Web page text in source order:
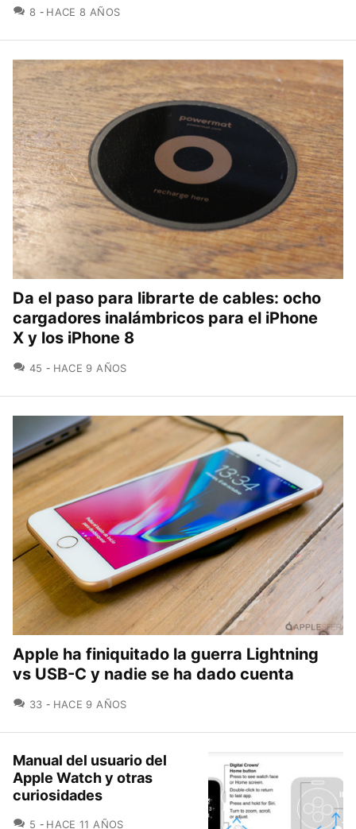
8 COMENTARIOS
HACE 8 AÑOS
Da el paso para librarte de cables: ocho
cargadores inalámbricos para el iPhone
X y los iPhone 8
45 COMENTARIOS
HACE 9 AÑOS
Apple ha finiquitado la guerra Lightning
vs USB-C y nadie se ha dado cuenta
33 COMENTARIOS
HACE 9 AÑOS
Manual del usuario del
Apple Watch y otras
curiosidades
5 COMENTARIOS
HACE 11 AÑOS